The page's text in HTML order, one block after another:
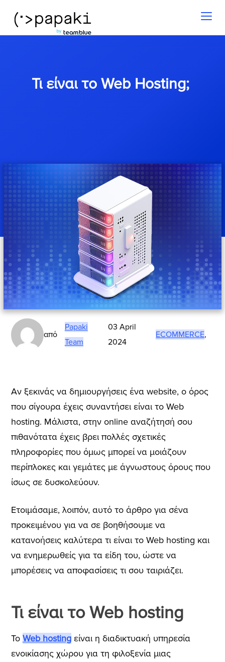
Τι είναι το Web Hosting;
από
Papaki
Team
03 April
2024
ECOMMERCE,
Αν ξεκινάς να δημιουργήσεις ένα website, ο όρος
που σίγουρα έχεις συναντήσει είναι το Web
hosting. Μάλιστα, στην online αναζήτησή σου
πιθανότατα έχεις βρει πολλές σχετικές
πληροφορίες που όμως μπορεί να μοιάζουν
περίπλοκες και γεμάτες με άγνωστους όρους που
ίσως σε δυσκολεύουν.
Ετοιμάσαμε, λοιπόν, αυτό το άρθρο για σένα
προκειμένου για να σε βοηθήσουμε να
κατανοήσεις καλύτερα τι είναι το Web hosting και
να ενημερωθείς για τα είδη του, ώστε να
μπορέσεις να αποφασίσεις τι σου ταιριάζει.
Τι είναι το Web hosting
To Web hostingείναι η διαδικτυακή υπηρεσία
ενοικίασης χώρου για τη φιλοξενία μιας